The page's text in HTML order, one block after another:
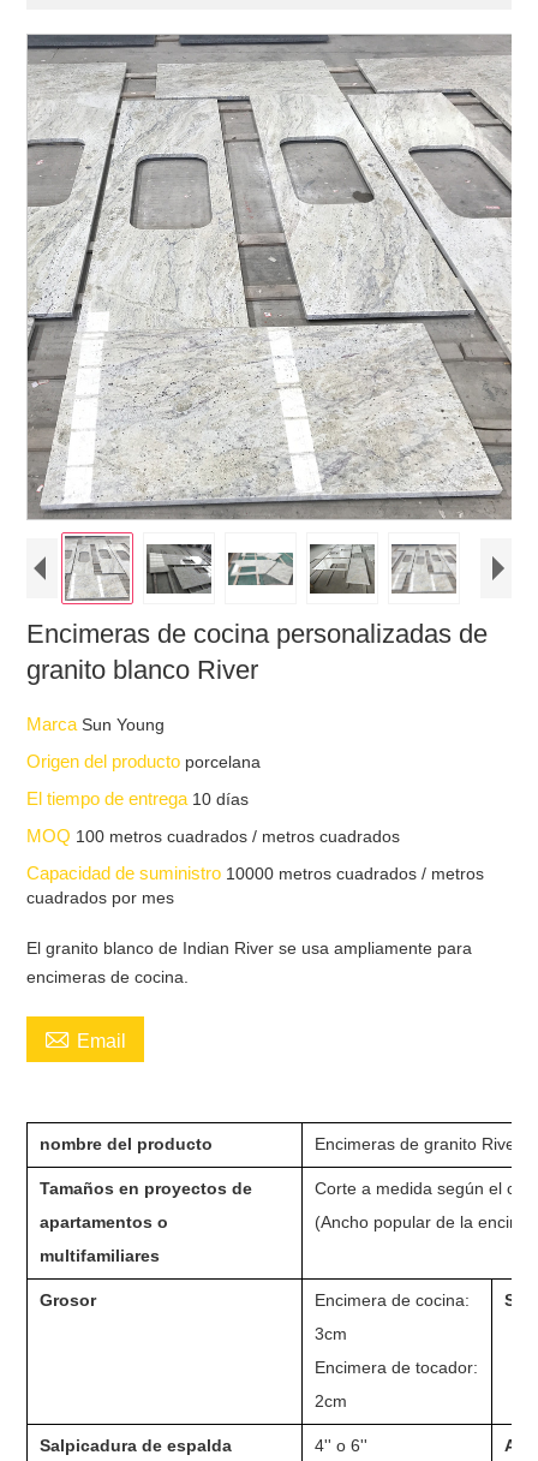
Encimeras de cocina personalizadas de
granito blanco River
MarcaSun Young
Origen del producto porcelana
El tiempo de entrega10 días
MOQ 100 metros cuadrados / metros cuadrados
Capacidad de suministro 10000 metros cuadrados / metros
cuadrados por mes
El granito blanco de Indian River se usa ampliamente para
encimeras de cocina.
 Email
nombre del producto
Encimeras de granito River
Tamaños en proyectos de
apartamentos o
multifamiliares
Corte a medida según el
(Ancho popular de la
Grosor
Encimera de cocina:
3cm
Encimera de tocador:
2cm
Salpicadura de espalda 4'' o 6''